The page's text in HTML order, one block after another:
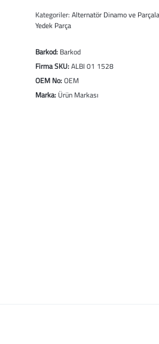
Kategoriler:Alternatör Dinamo ve
Yedek Parça
Barkod: Barkod
Firma SKU:ALBI 01 1528
OEM No:OEM
Marka: Ürün Markası